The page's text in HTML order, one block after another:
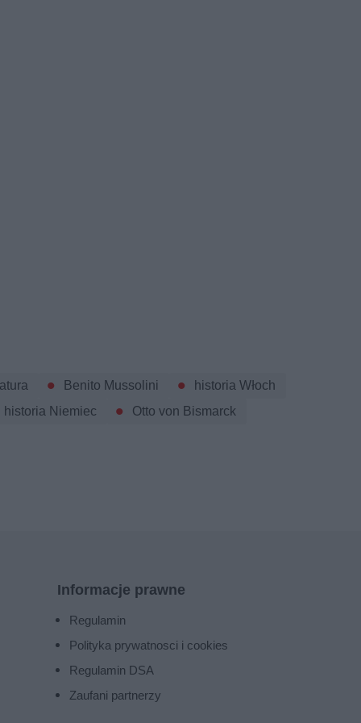
Benito Mussolini
historia Włoch
historia Niemiec
Otto von Bismarck
Informacje prawne
Regulamin
Polityka prywatnosci i cookies
Regulamin DSA
Zaufani partnerzy